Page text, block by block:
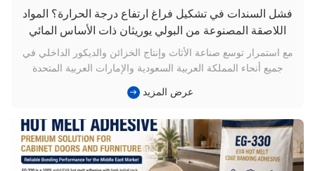
فشل السندات في تشكيل فراغ ارتفاع درجة الحرارة؟ المواد
اللاصقة المصنوعة من البولي يوريثان ذات الأساس المائي
تحظى بالاهتمام في صناعة الأثاث في الشرق الأوسط
مع استمرار توسع صناعة الأثاث وإنتاج الخزائن والديكور الداخلي في
جميع أنحاء المملكة العربية السعودية والإمارات العربية المتحدة
درجا...
عرض المزيد